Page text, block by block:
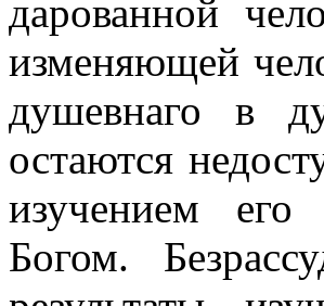
дарованной
изменяющей
душевнаго в
остаются
изучением его
Богом.